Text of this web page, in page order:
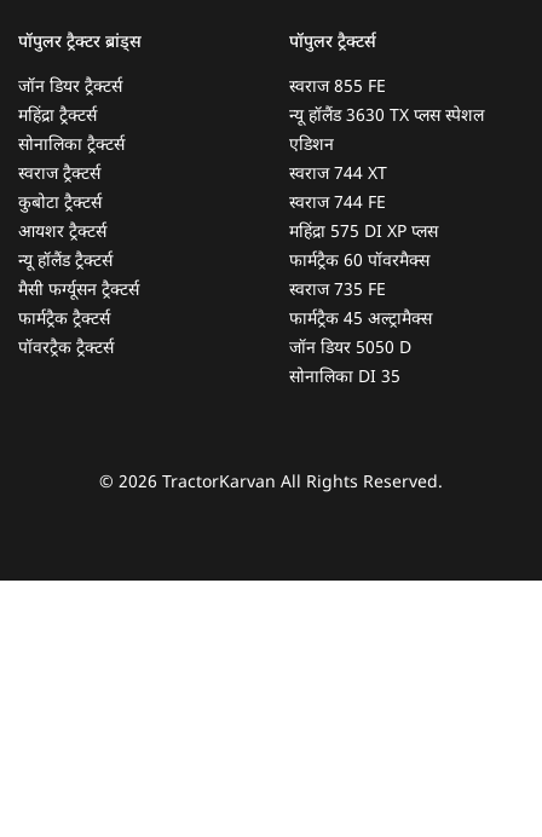
पॉपुलर ट्रैक्टर ब्रांड्स
जॉन डियर ट्रैक्टर्स
महिंद्रा ट्रैक्टर्स
सोनालिका ट्रैक्टर्स
स्वराज ट्रैक्टर्स
कुबोटा ट्रैक्टर्स
आयशर ट्रैक्टर्स
न्यू हॉलैंड ट्रैक्टर्स
मैसी फर्ग्यूसन ट्रैक्टर्स
फार्मट्रैक ट्रैक्टर्स
पॉवरट्रैक ट्रैक्टर्स
पॉपुलर ट्रैक्टर्स
स्वराज 855 FE
न्यू हॉलैंड 3630 TX प्लस स्पेशल
एडिशन
स्वराज 744 XT
स्वराज 744 FE
महिंद्रा 575 DI XP प्लस
फार्मट्रैक 60 पॉवरमैक्स
स्वराज 735 FE
फार्मट्रैक 45 अल्ट्रामैक्स
जॉन डियर 5050 D
सोनालिका DI 35
© 2026 TractorKarvan All Rights Reserved.